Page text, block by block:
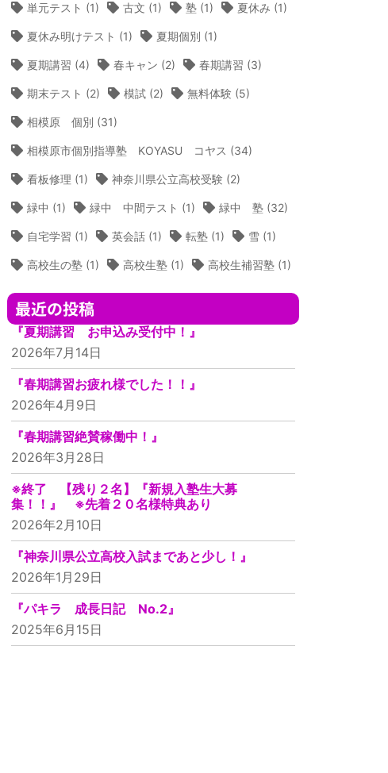
単元テスト (1) 古文 (1) 塾 (1) 夏休み (1)
夏休み明けテスト (1) 夏期個別 (1)
夏期講習 (4) 春キャン (2) 春期講習 (3)
期末テスト (2) 模試 (2) 無料体験 (5)
相模原 個別 (31)
相模原市個別指導塾 KOYASU コヤス (34)
看板修理 (1) 神奈川県公立高校受験 (2)
緑中 (1) 緑中 中間テスト (1) 緑中 塾 (32)
自宅学習 (1) 英会話 (1) 転塾 (1) 雪 (1)
高校生の塾 (1) 高校生塾 (1) 高校生補習塾 (1)
最近の投稿
『夏期講習 お申込み受付中！』
2026年7月14日
『春期講習お疲れ様でした！！』
2026年4月9日
『春期講習絶賛稼働中！』
2026年3月28日
※終了 【残り２名】『新規入塾生大募
集！！』 ※先着２０名様特典あり
2026年2月10日
『神奈川県公立高校入試まであと少し！』
2026年1月29日
『パキラ 成長日記 No.2』
2025年6月15日